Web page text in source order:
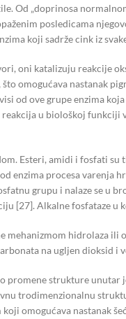
Od „doprinosa
posledicama
koji sadrže cink iz
oni katalizuju reakcije
omogućava nastanak
od ove grupe enzima
u biološkoj
Esteri, amidi i fosfati
enzima procesa
grupu i nalaze se u
[27]. Alkalne fosfataze
mehanizmom hidrolaza
na ugljen dioksid i
promene strukture
trodimenzionalnu
omogućava nastanak